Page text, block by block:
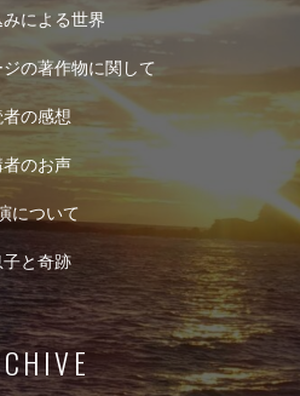
による世界
の著作物に関して
の感想
者のお声
について
と奇跡